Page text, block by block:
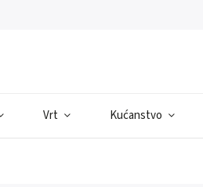
Vrt Kućanstvo